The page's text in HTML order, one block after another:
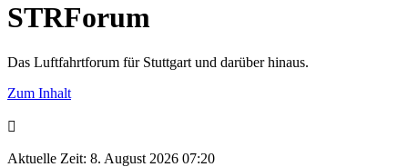
STRForum
Das Luftfahrtforum für Stuttgart und darüber hinaus.
Zum Inhalt
Aktuelle Zeit: 8. August 2026 07:20